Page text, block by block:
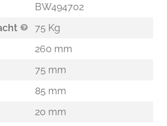
BW494702
75 Kg
260 mm
75 mm
85 mm
20 mm